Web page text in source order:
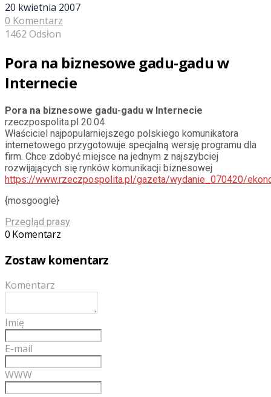
20 kwietnia 2007
0 Komentarz
1462 Odsłon
Pora na biznesowe gadu-gadu w
Internecie
Pora na biznesowe gadu-gadu w Internecie
rzeczpospolita.pl 20.04
Właściciel najpopularniejszego polskiego komunikatora
internetowego przygotowuje specjalną wersję programu dla
firm. Chce zdobyć miejsce na jednym z najszybciej
rozwijających się rynków komunikacji biznesowej
https://www.rzeczpospolita.pl/gazeta/wydanie_070420/
{mosgoogle}
Przegląd prasy
0 Komentarz
Zostaw komentarz
Komentarz
Imię
E-mail
WWW